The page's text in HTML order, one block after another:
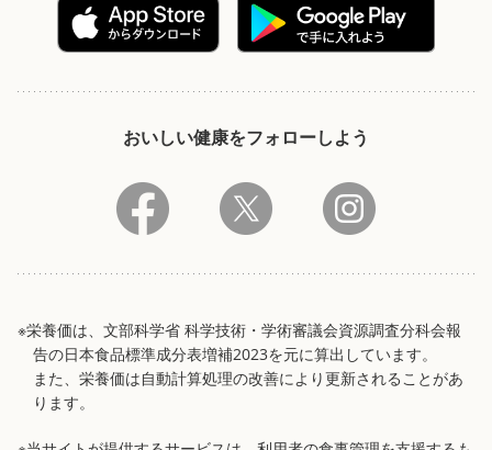
おいしい健康をフォローしよう
※栄養価は、文部科学省 科学技術・学術審議会資源調査分科会報
告の日本食品標準成分表増補2023を元に算出しています。
また、栄養価は自動計算処理の改善により更新されることがあ
ります。